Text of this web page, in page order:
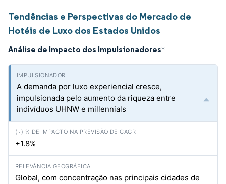
Tendências e Perspectivas do Mercado de
Hotéis de Luxo dos Estados Unidos
Análise de Impacto dos Impulsionadores*
A demanda por luxo experiencial cresce,
impulsionada pelo aumento da riqueza entre
indivíduos UHNW e millennials
+1.8%
Global, com concentração nas principais cidades de